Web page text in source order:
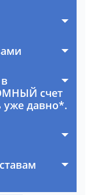
счет
уже давно*.